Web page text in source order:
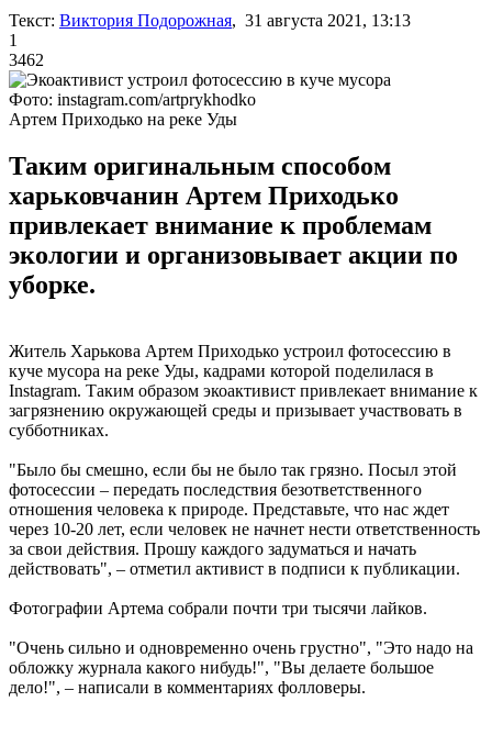
Текст: Виктория Подорожная, 31 августа 2021, 13:13
1
3462
Фото: instagram.com/artprykhodko
Артем Приходько на реке Уды
Таким оригинальным способом
харьковчанин Артем Приходько
привлекает внимание к проблемам
экологии и организовывает акции по
уборке.
Житель Харькова Артем Приходько устроил фотосессию в
куче мусора на реке Уды, кадрами которой поделилася в
Instagram. Таким образом экоактивист привлекает внимание к
загрязнению окружающей среды и призывает участвовать в
субботниках.
"Было бы смешно, если бы не было так грязно. Посыл этой
фотосессии – передать последствия безответственного
отношения человека к природе. Представьте, что нас ждет
через 10-20 лет, если человек не начнет нести ответственность
за свои действия. Прошу каждого задуматься и начать
действовать", – отметил активист в подписи к публикации.
Фотографии Артема собрали почти три тысячи лайков.
"Очень сильно и одновременно очень грустно", "Это надо на
обложку журнала какого нибудь!", "Вы делаете большое
дело!", – написали в комментариях фолловеры.